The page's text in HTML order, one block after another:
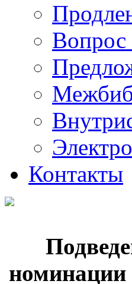
Вопрос
Контакты
номинации